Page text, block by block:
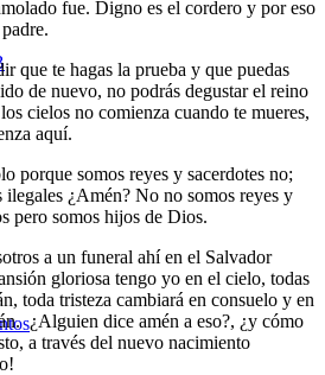
fue. Digno es el cordero y por eso
que te hagas la prueba y que puedas
de nuevo, no podrás degustar el reino
cielos no comienza cuando te mueres,
aquí.
porque somos reyes y sacerdotes no;
ilegales ¿Amén? No no somos reyes y
pero somos hijos de Dios.
a un funeral ahí en el Salvador
gloriosa tengo yo en el cielo, todas
toda tristeza cambiará en consuelo y en
¿Alguien dice amén a eso?, ¿y cómo
a través del nuevo nacimiento